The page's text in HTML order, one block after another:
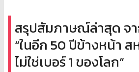
สรุปสัมภาษณ์ล่าสุด จ
“ในอีก 50 ปีข้างหน้า ส
ไม่ใช่เบอร์ 1 ของโลก”